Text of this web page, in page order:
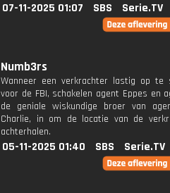
07-11-2025 01:07 SBS Serie.TV
Numb3rs
Wanneer een verkrachter lastig op te
voor de FBI, schakelen agent Eppes en
de geniale wiskundige broer van
Charlie, in om de locatie van de
achterhalen.
05-11-2025 01:40 SBS Serie.TV